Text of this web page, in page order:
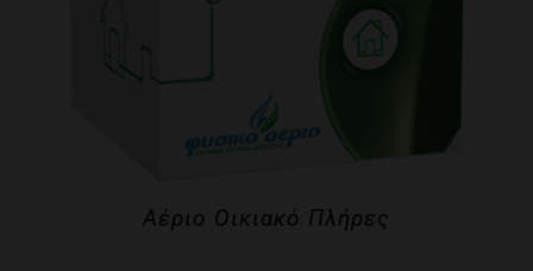
Αέριο Οικιακό Πλήρες